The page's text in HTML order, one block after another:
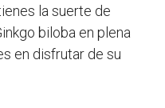
la suerte de
biloba en plena
en disfrutar de su